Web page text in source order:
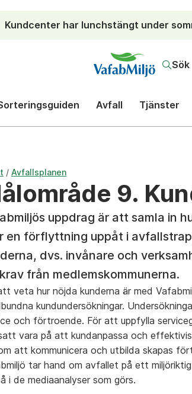
Kundcenter har lunchstängt under
Sök
Avfall Tjänster
/ Avfallsplanen
9.
uppdrag är att samla in
en förflyttning uppåt i
dvs. invånare och
från medlemskommunerna.
veta hur nöjda kunderna är med
kundundersökningar.
och förtroende. För att uppfylla
vara på att kundanpassa och
att kommunicera och utbilda skapas
tar hand om avfallet på ett
i de mediaanalyser som görs.